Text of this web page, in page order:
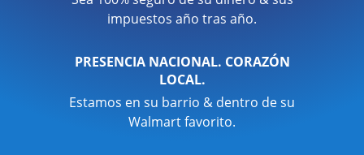
impuestos año tras año.
PRESENCIA NACIONAL. CORAZÓN
LOCAL.
Estamos en su barrio & dentro de su
Walmart favorito.